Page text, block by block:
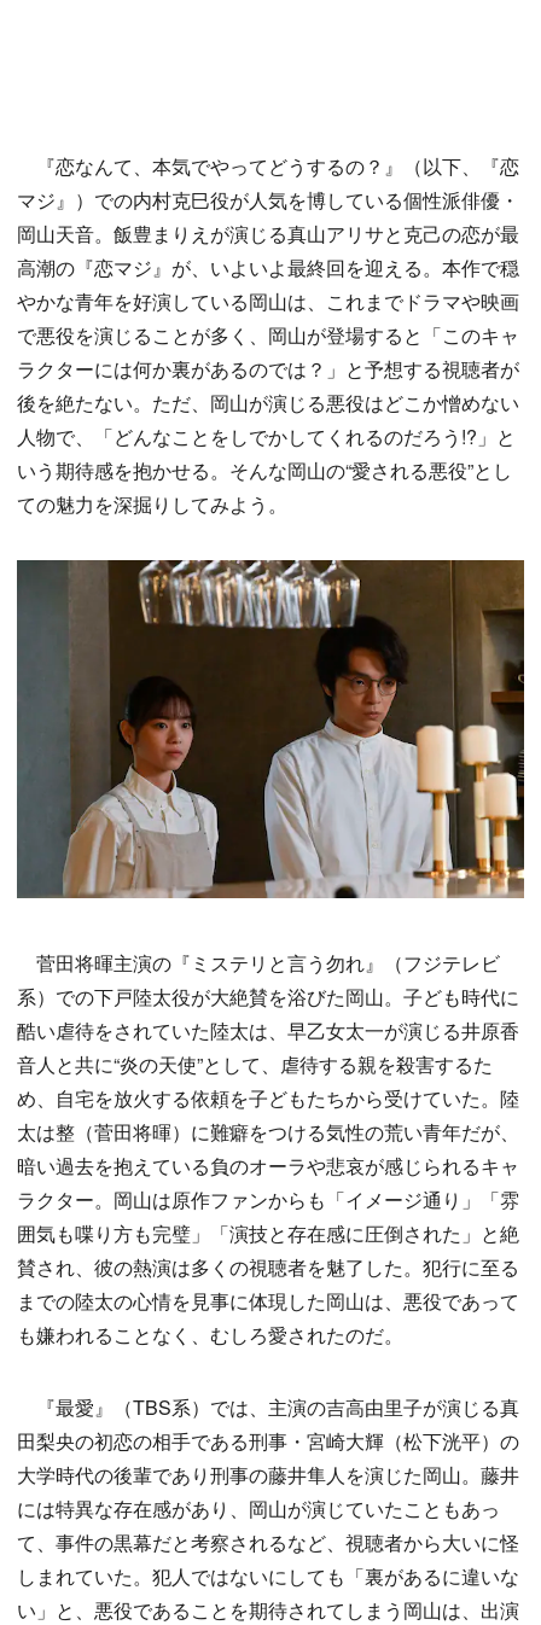
『恋なんて、本気でやってどうするの？』（以下、『恋
マジ』）での内村克巳役が人気を博している個性派俳優・
岡山天音。飯豊まりえが演じる真山アリサと克己の恋が最
高潮の『恋マジ』が、いよいよ最終回を迎える。本作で穏
やかな青年を好演している岡山は、これまでドラマや映画
で悪役を演じることが多く、岡山が登場すると「このキャ
ラクターには何か裏があるのでは？」と予想する視聴者が
後を絶たない。ただ、岡山が演じる悪役はどこか憎めない
人物で、「どんなことをしでかしてくれるのだろう!?」と
いう期待感を抱かせる。そんな岡山の“愛される悪役”とし
ての魅力を深掘りしてみよう。
菅田将暉主演の『ミステリと言う勿れ』（フジテレビ
系）での下戸陸太役が大絶賛を浴びた岡山。子ども時代に
酷い虐待をされていた陸太は、早乙女太一が演じる井原香
音人と共に“炎の天使”として、虐待する親を殺害するた
め、自宅を放火する依頼を子どもたちから受けていた。陸
太は整（菅田将暉）に難癖をつける気性の荒い青年だが、
暗い過去を抱えている負のオーラや悲哀が感じられるキャ
ラクター。岡山は原作ファンからも「イメージ通り」「雰
囲気も喋り方も完璧」「演技と存在感に圧倒された」と絶
賛され、彼の熱演は多くの視聴者を魅了した。犯行に至る
までの陸太の心情を見事に体現した岡山は、悪役であって
も嫌われることなく、むしろ愛されたのだ。
『最愛』（TBS系）では、主演の吉高由里子が演じる真
田梨央の初恋の相手である刑事・宮崎大輝（松下洸平）の
大学時代の後輩であり刑事の藤井隼人を演じた岡山。藤井
には特異な存在感があり、岡山が演じていたこともあっ
て、事件の黒幕だと考察されるなど、視聴者から大いに怪
しまれていた。犯人ではないにしても「裏があるに違いな
い」と、悪役であることを期待されてしまう岡山は、出演